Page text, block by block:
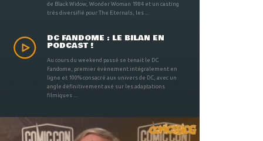
de Black Widow, Wonder Woman 1984 et un casting
très diversifié pour The Eternals, les ...
DC FANDOME : LE BILAN EN
PODCAST !
Au cours du weekend passé se tenait le DC
Fandome, premier évènement intégralement en
ligne et 100% consacré aux univers de DC, avec un
angle définitivement axé sur les adaptations
filmiques ...